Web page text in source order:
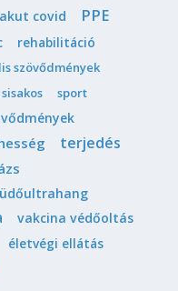
covid
PPE
rehabilitáció
szövődmények
sisakos sport
terjedés
vakcina védőoltás
életvégi ellátás